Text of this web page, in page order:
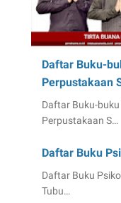
Daftar Buku-
Perpustakaan
Daftar Buku-
Perpustakaan S…
Daftar Buku
Daftar Buku
Tubu…